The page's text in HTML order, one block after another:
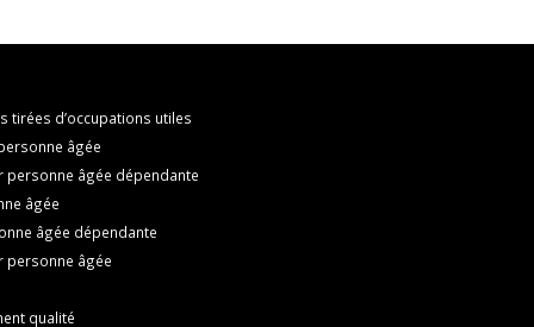
tirées d’occupations utiles
âgée
personne âgée dépendante
âgée
âgée dépendante
personne âgée
qualité